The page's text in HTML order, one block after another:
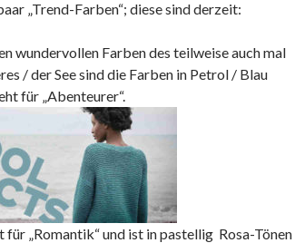
„Trend-Farben“; diese sind derzeit:
wundervollen Farben des teilweise auch mal
/ der See sind die Farben in Petrol / Blau
für „Abenteurer“.
für „Romantik“ und ist in pastellig Rosa-Tönen